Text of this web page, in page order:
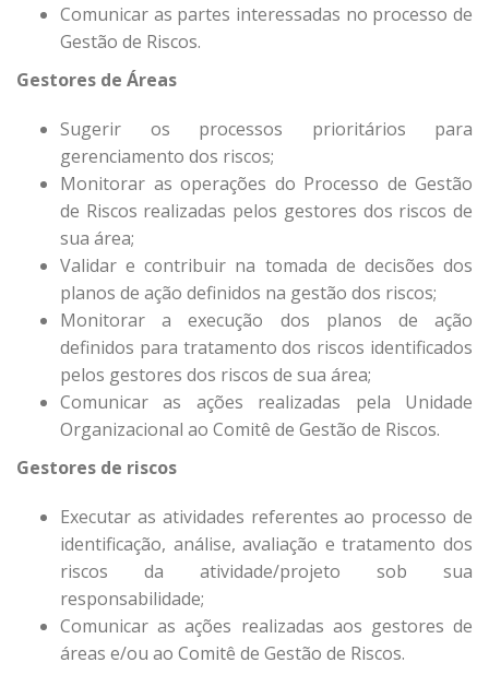
Comunicar as partes interessadas no processo de
Gestão de Riscos.
Gestores de Áreas
Sugerir os processos prioritários para
gerenciamento dos riscos;
Monitorar as operações do Processo de Gestão
de Riscos realizadas pelos gestores dos riscos de
sua área;
Validar e contribuir na tomada de decisões dos
planos de ação definidos na gestão dos riscos;
Monitorar a execução dos planos de ação
definidos para tratamento dos riscos identificados
pelos gestores dos riscos de sua área;
Comunicar as ações realizadas pela Unidade
Organizacional ao Comitê de Gestão de Riscos.
Gestores de riscos
Executar as atividades referentes ao processo de
identificação, análise, avaliação e tratamento dos
riscos da atividade/projeto sob sua
responsabilidade;
Comunicar as ações realizadas aos gestores de
áreas e/ou ao Comitê de Gestão de Riscos.